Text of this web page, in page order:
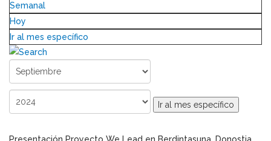
Semanal
Hoy
Ir al mes específico
Ir al mes específico